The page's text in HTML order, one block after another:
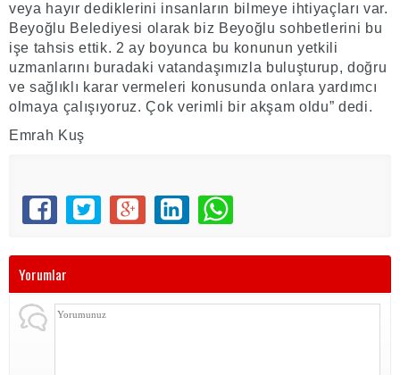
veya hayır dediklerini insanların bilmeye ihtiyaçları var.
Beyoğlu Belediyesi olarak biz Beyoğlu sohbetlerini bu
işe tahsis ettik. 2 ay boyunca bu konunun yetkili
uzmanlarını buradaki vatandaşımızla buluşturup, doğru
ve sağlıklı karar vermeleri konusunda onlara yardımcı
olmaya çalışıyoruz. Çok verimli bir akşam oldu” dedi.
Emrah Kuş
Yorumlar